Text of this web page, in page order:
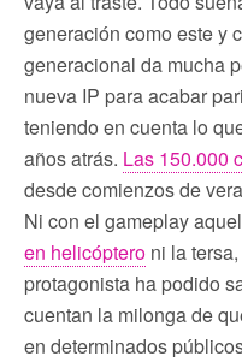
generación como este y
generacional da mucha
nueva IP para acabar
teniendo en cuenta lo
años atrás. Las 150.000
desde comienzos de
Ni con el gameplay
en helicóptero ni la
protagonista ha podido
cuentan la milonga de
en determinados